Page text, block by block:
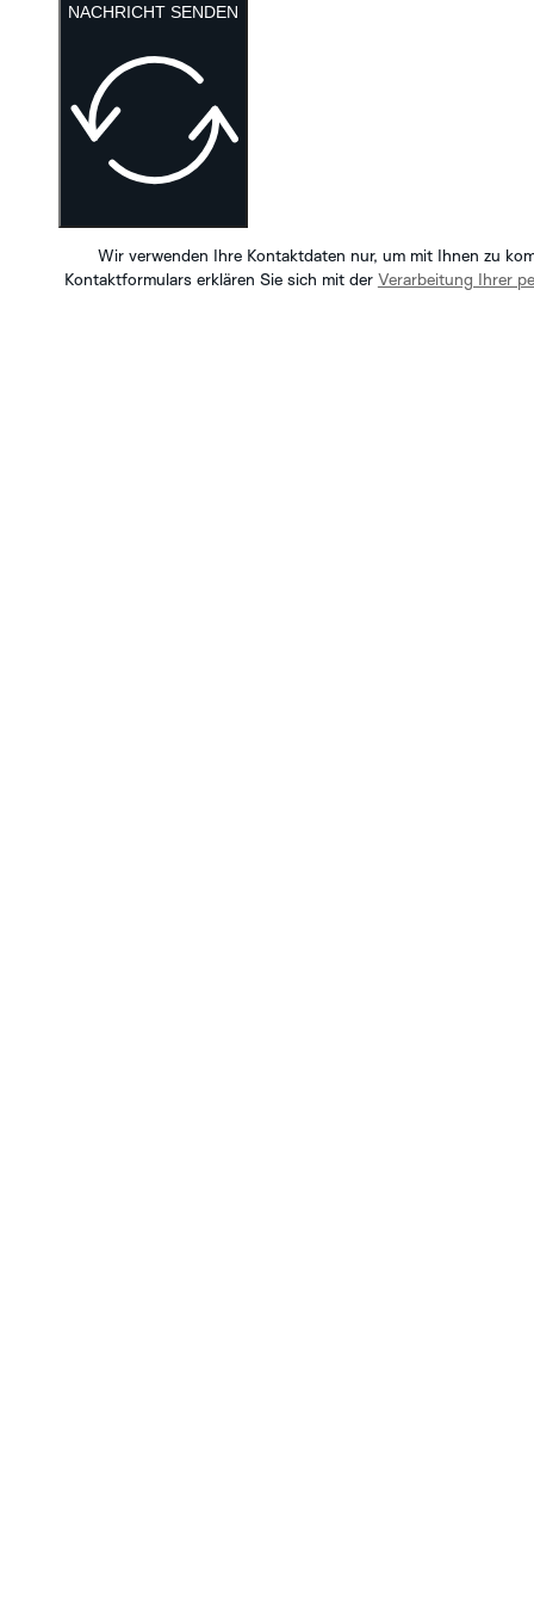
NACHRICHT SENDEN
Wir verwenden Ihre Kontaktdaten nur, um mit Ihnen zu
Kontaktformulars erklären Sie sich mit der Verarbeitung Ihrer